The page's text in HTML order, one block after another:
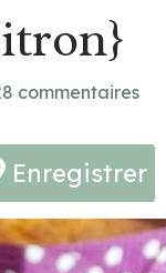
commentaires
Enregistrer